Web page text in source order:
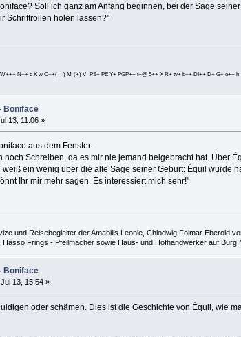
Soll ich ganz am Anfang beginnen, bei der Sage
Schriftrollen holen lassen?"
N++ o K w O++(---) M-(+) V- PS+ PE Y+ PGP++ t+@ 5++ X R+ tv+ b++ DI++ D+ G+ e++
Boniface
13, 11:06 »
aus dem Fenster.
noch Schreiben, da es mir nie jemand beigebracht hat. Über
ein wenig über die alte Sage seiner Geburt: Équil wurde
Ihr mir mehr sagen. Es interessiert mich sehr!"
und Reisebegleiter der Amabilis Leonie, Chlodwig Folmar
Hasso Frings - Pfeilmacher sowie Haus- und Hofhandwerker auf Burg
Boniface
13, 15:54 »
oder schämen. Dies ist die Geschichte von Équil, wie